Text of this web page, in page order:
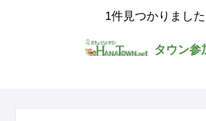
1件見つかりました
タウン参